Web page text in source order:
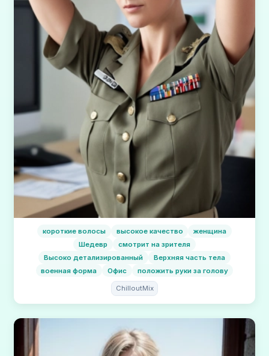
короткие волосы высокое качество
женщина
Шедевр
смотрит на зрителя
Высоко детализированный
Верхняя часть тела
военная форма
Офис положить руки за голову
ChilloutMix